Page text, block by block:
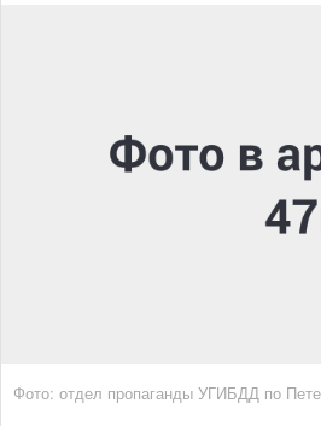
Фото: отдел пропаганды УГИБДД по